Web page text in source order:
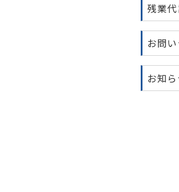
残業
お問
お知